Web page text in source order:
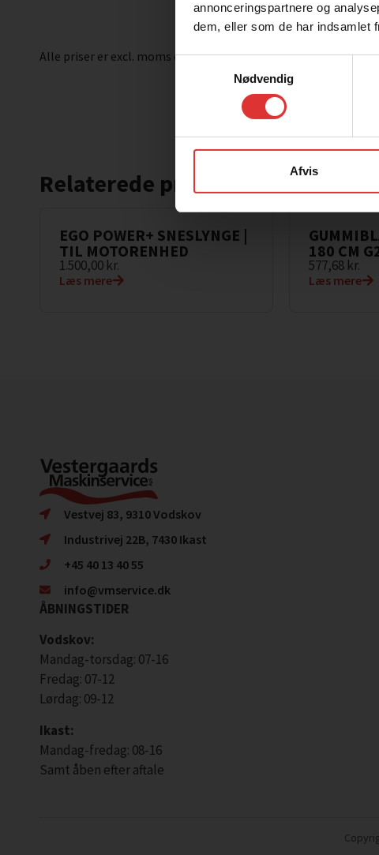
annonceringspartnere og
dem, eller som de har indsamlet
Samtykkevalg
Nødvendig
Afvis
Alle priser er excl. moms og levering. Der tages forbehold for
Relaterede produkter
EGO POWER+ SNESLYNGE |
TIL MOTORENHED
1.500,00 kr.
Læs mere
180 CM
577,68 kr.
Læs mere
Vestvej 83, 9310 Vodskov
Industrivej 22B, 7430 Ikast
+45 40 13 40 55
info@vmservice.dk
ÅBNINGSTIDER
Vodskov:
Mandag-torsdag: 07-16
Fredag: 07-12
Lørdag: 09-12
Ikast:
Mandag-fredag: 08-16
Samt åben efter aftale